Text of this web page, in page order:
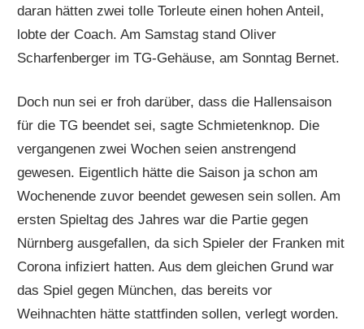
daran hätten zwei tolle Torleute einen hohen Anteil,
lobte der Coach. Am Samstag stand Oliver
Scharfenberger im TG-Gehäuse, am Sonntag Bernet.
Doch nun sei er froh darüber, dass die Hallensaison
für die TG beendet sei, sagte Schmietenknop. Die
vergangenen zwei Wochen seien anstrengend
gewesen. Eigentlich hätte die Saison ja schon am
Wochenende zuvor beendet gewesen sein sollen. Am
ersten Spieltag des Jahres war die Partie gegen
Nürnberg ausgefallen, da sich Spieler der Franken mit
Corona infiziert hatten. Aus dem gleichen Grund war
das Spiel gegen München, das bereits vor
Weihnachten hätte stattfinden sollen, verlegt worden.